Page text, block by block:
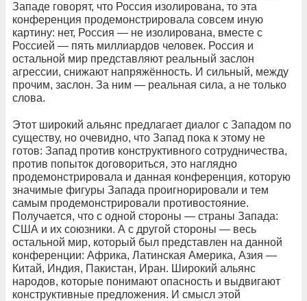
Западе говорят, что Россия изолирована, то эта
конференция продемонстрировала совсем иную
картину: нет, Россия — не изолирована, вместе с
Россией — пять миллиардов человек. Россия и
остальной мир представляют реальный заслон
агрессии, снижают напряжённость. И сильный, между
прочим, заслон. За ним — реальная сила, а не только
слова.
Этот широкий альянс предлагает диалог с Западом по
существу, но очевидно, что Запад пока к этому не
готов: Запад против конструктивного сотрудничества,
против попыток договориться, это наглядно
продемонстрировала и данная конференция, которую
значимые фигуры Запада проигнорировали и тем
самым продемонстрировали противостояние.
Получается, что с одной стороны — страны Запада:
США и их союзники. А с другой стороны — весь
остальной мир, который был представлен на данной
конференции: Африка, Латинская Америка, Азия —
Китай, Индия, Пакистан, Иран. Широкий альянс
народов, которые понимают опасность и выдвигают
конструктивные предложения. И смысл этой